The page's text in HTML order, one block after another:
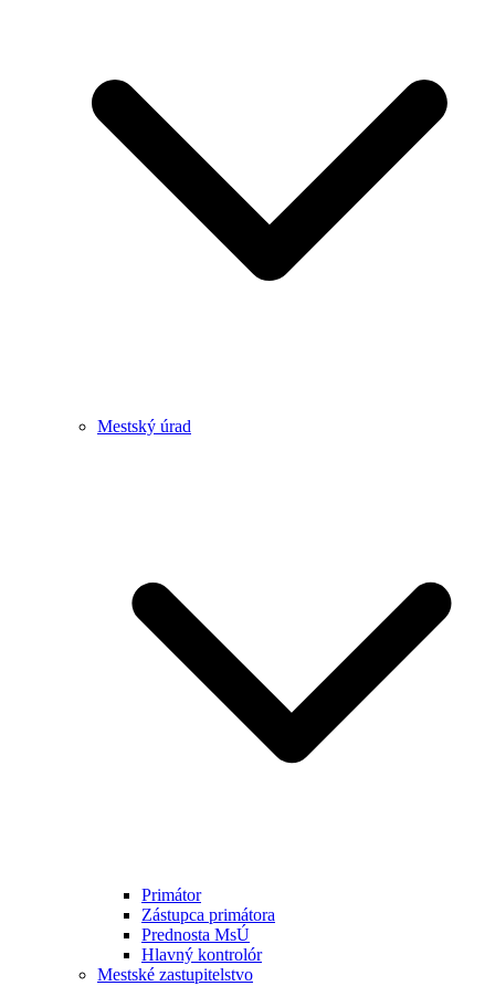
Mestský úrad
Primátor
Zástupca primátora
Prednosta MsÚ
Hlavný kontrolór
Mestské zastupitelstvo